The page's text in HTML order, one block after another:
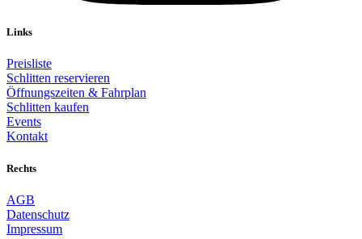
Links
Preisliste
Schlitten reservieren
Öffnungszeiten & Fahrplan
Schlitten kaufen
Events
Kontakt
Rechts
AGB
Datenschutz
Impressum